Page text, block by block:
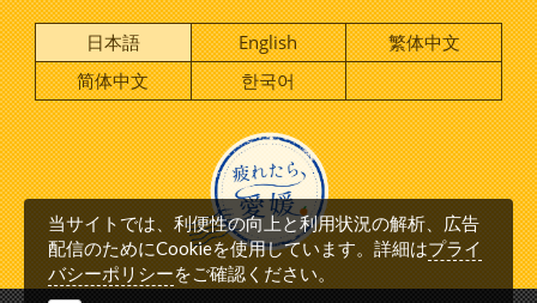
日本語 English
繁体中文
简体中文
한국어
当サイトでは、利便性の向上と利用状況の解析、広告
配信のためにCookieを使用しています。詳細はプライ
バシーポリシーをご確認ください。